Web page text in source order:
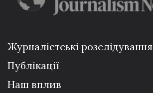
Журналістські розслідування
Публікації
Наш вплив